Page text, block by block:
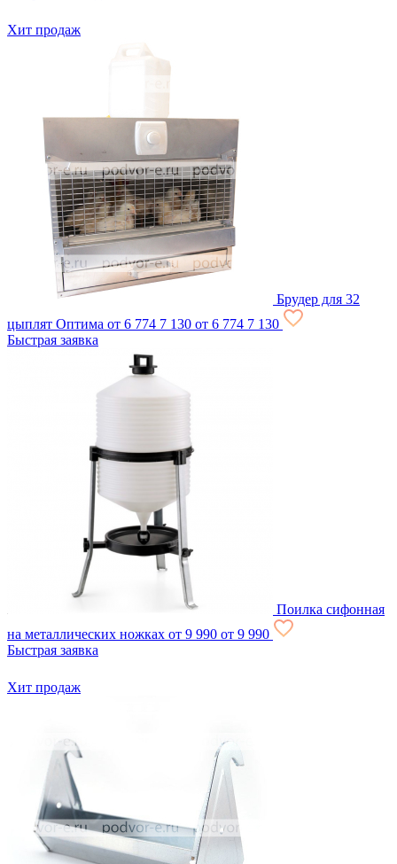
Хит продаж
Брудер для 32
цыплят Оптима от 6 774 7 130 от 6 774 7 130
Быстрая заявка
Поилка сифонная
на металлических ножках от 9 990 от 9 990
Быстрая заявка
Хит продаж